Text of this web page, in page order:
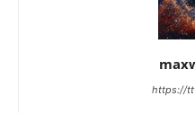
https://